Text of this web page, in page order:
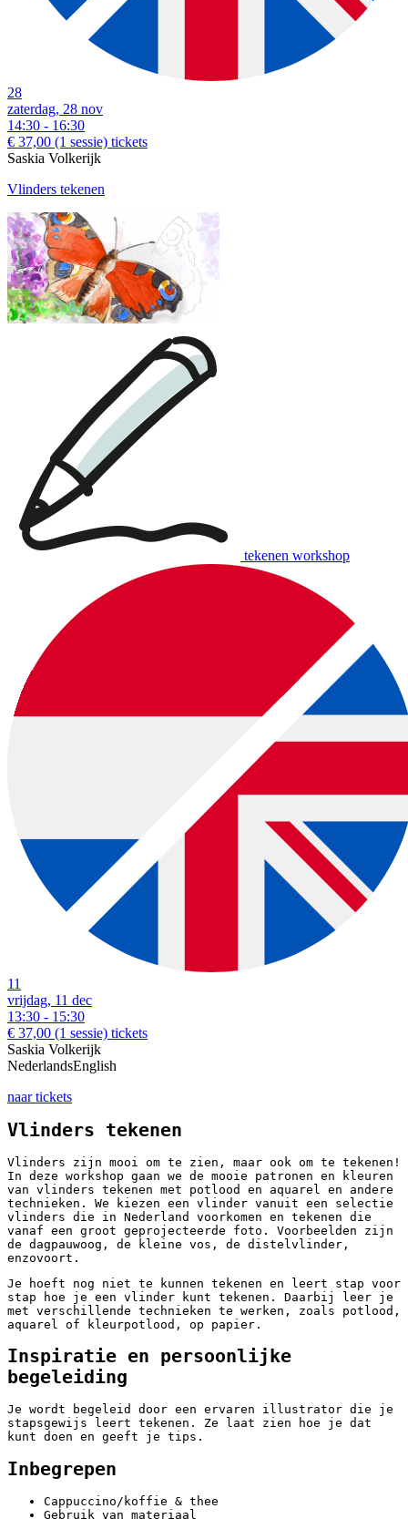
28
zaterdag, 28 nov
14:30 - 16:30
€ 37,00 (1 sessie) tickets
Saskia Volkerijk
Vlinders tekenen
tekenen workshop
11
vrijdag, 11 dec
13:30 - 15:30
€ 37,00 (1 sessie) tickets
Saskia Volkerijk
NederlandsEnglish
naar tickets
Vlinders tekenen
Vlinders zijn mooi om te zien, maar ook om te tekenen!
In deze workshop gaan we de mooie patronen en kleuren
van vlinders tekenen met potlood en aquarel en andere
technieken. We kiezen een vlinder vanuit een selectie
vlinders die in Nederland voorkomen en tekenen die
vanaf een groot geprojecteerde foto. Voorbeelden zijn
de dagpauwoog, de kleine vos, de distelvlinder,
enzovoort.
Je hoeft nog niet te kunnen tekenen en leert stap voor
stap hoe je een vlinder kunt tekenen. Daarbij leer je
met verschillende technieken te werken, zoals potlood,
aquarel of kleurpotlood, op papier.
Inspiratie en persoonlijke
begeleiding
Je wordt begeleid door een ervaren illustrator die je
stapsgewijs leert tekenen. Ze laat zien hoe je dat
kunt doen en geeft je tips.
Inbegrepen
Cappuccino/koffie & thee
Gebruik van materiaal